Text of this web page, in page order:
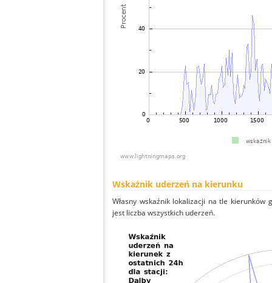
Wskaźnik uderzeń na kierunku
Własny wskaźnik lokalizacji na tle
jest liczba wszystkich uderzeń.